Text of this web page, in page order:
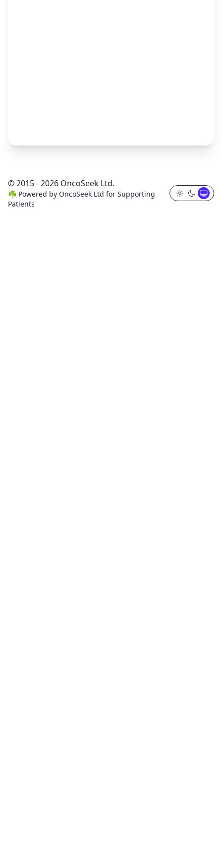
© 2015 - 2026 OncoSeek Ltd.
☘️ Powered by OncoSeek Ltd for Supporting
Patients